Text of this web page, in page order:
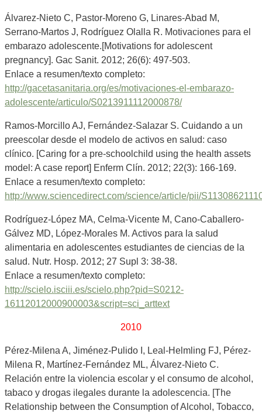
Álvarez-Nieto C, Pastor-Moreno G, Linares-Abad M,
Serrano-Martos J, Rodríguez Olalla R. Motivaciones para el
embarazo adolescente.[Motivations for adolescent
pregnancy]. Gac Sanit. 2012; 26(6): 497-503.
Enlace a resumen/texto completo:
http://gacetasanitaria.org/es/motivaciones-el-embarazo-
adolescente/articulo/S0213911112000878/
Ramos-Morcillo AJ, Fernández-Salazar S. Cuidando a un
preescolar desde el modelo de activos en salud: caso
clínico. [Caring for a pre-schoolchild using the health assets
model: A case report] Enferm Clín. 2012; 22(3): 166-169.
Enlace a resumen/texto completo:
http://www.sciencedirect.com/science/article/pii/
Rodríguez-López MA, Celma-Vicente M, Cano-Caballero-
Gálvez MD, López-Morales M. Activos para la salud
alimentaria en adolescentes estudiantes de ciencias de la
salud. Nutr. Hosp. 2012; 27 Supl 3: 38-38.
Enlace a resumen/texto completo:
http://scielo.isciii.es/scielo.php?pid=S0212-
16112012000900003&script=sci_arttext
2010
Pérez-Milena A, Jiménez-Pulido I, Leal-Helmling FJ, Pérez-
Milena R, Martínez-Fernández ML, Álvarez-Nieto C.
Relación entre la violencia escolar y el consumo de alcohol,
tabaco y drogas ilegales durante la adolescencia. [The
Relationship between the Consumption of Alcohol, Tobacco,